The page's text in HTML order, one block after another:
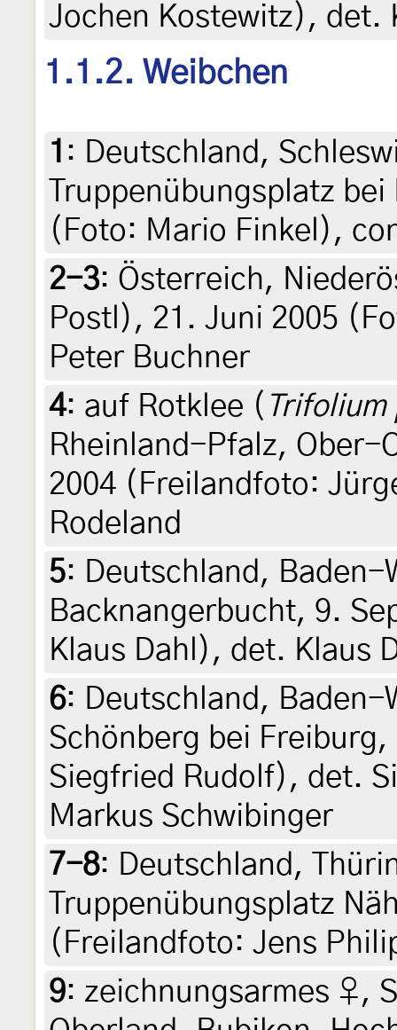
Jochen Kostewitz), det.
1.1.2. Weibchen
1 : Deutschland,
Truppenübungsplatz
(Foto: Mario Finkel),
2-3: Österreich,
Postl), 21. Juni 2005
Peter Buchner
4: auf Rotklee (
Rheinland-Pfalz, Ober-
2004 (Freilandfoto:
Rodeland
5: Deutschland, Baden-
Backnangerbucht, 9.
Klaus Dahl), det. Klaus
6: Deutschland, Baden-
Schönberg bei
Siegfried Rudolf), det.
Markus Schwibinger
7-8: Deutschland,
Truppenübungsplatz
(Freilandfoto: Jens
9: zeichnungsarmes ♀,